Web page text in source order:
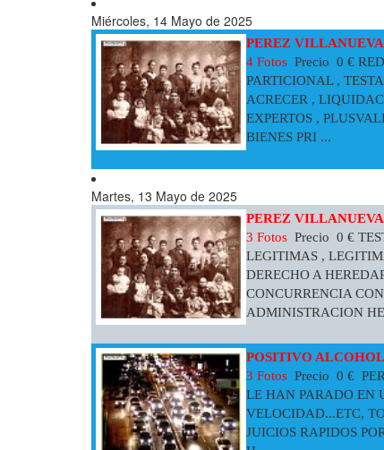
Miércoles, 14 Mayo de 2025
PEREZ
4 Fotos Precio 0 €
PARTICIONAL ,
ACRECER ,
EXPERTOS ,
BIENES PRI ...
Martes, 13 Mayo de 2025
PEREZ
3 Fotos Precio 0 €
LEGITIMAS ,
DERECHO A
CONCURRENCIA
ADMINISTRACION
POSITIVO
3 Fotos Precio 0 €
LE HAN PARADO EN
VELOCIDAD...ETC,
JUICIOS RAPIDOS